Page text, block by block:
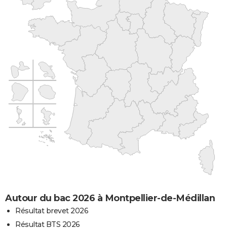
Autour du bac 2026 à Montpellier-de-Médillan
Résultat brevet 2026
Résultat BTS 2026